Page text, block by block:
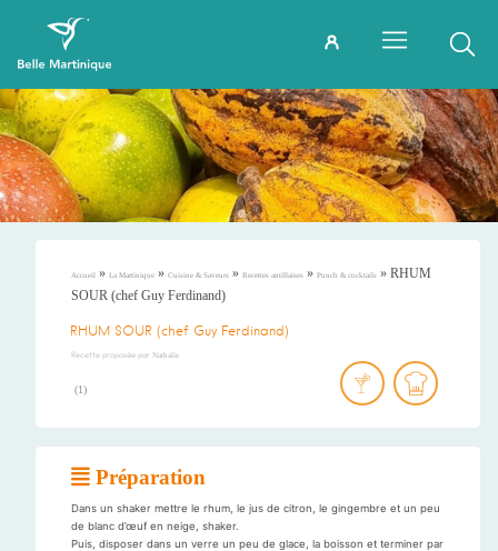
Accueil » La Martinique » Cuisine & Saveurs » Recettes antillaises » Punch & cocktails » RHUM
SOUR (chef Guy Ferdinand)
RHUM SOUR (chef Guy Ferdinand)
Recette proposée par Nathalie
(1)
Préparation
Dans un shaker mettre le rhum, le jus de citron, le gingembre et un peu
de blanc d’œuf en neige, shaker.
Puis, disposer dans un verre un peu de glace, la boisson et terminer par